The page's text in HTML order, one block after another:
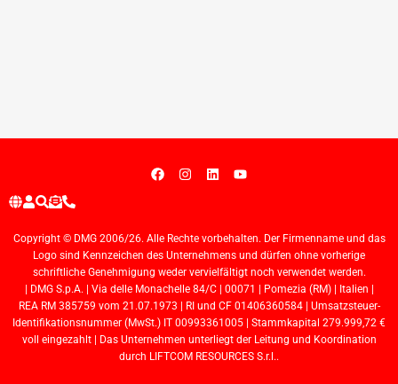
Copyright © DMG 2006/26. Alle Rechte vorbehalten. Der Firmenname und das
Logo sind Kennzeichen des Unternehmens und dürfen ohne vorherige
schriftliche Genehmigung weder vervielfältigt noch verwendet werden.
| DMG S.p.A. | Via delle Monachelle 84/C | 00071 | Pomezia (RM) | Italien |
REA RM 385759 vom 21.07.1973 | RI und CF 01406360584 | Umsatzsteuer-
Identifikationsnummer (MwSt.) IT 00993361005 | Stammkapital 279.999,72 €
voll eingezahlt | Das Unternehmen unterliegt der Leitung und Koordination
durch LIFTCOM RESOURCES S.r.l..